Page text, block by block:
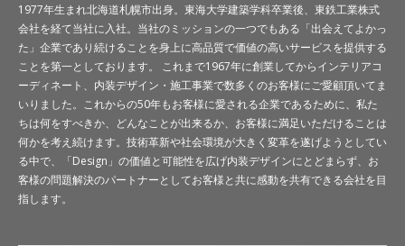
1977年生まれ北海道札幌市出身。東海大学建築学科卒業後、東鉄工業株式
会社を経て当社に入社。当社のミッションの一つでもある「出会えてよかっ
た」企業であり続けることを身上に高品質で価値の高いサービスを提供する
ことを第一としております。 これまで1967年に創業してからインテリアコ
ーディネート、内装デザイン・施工事業で数多くのお客様にご愛顧頂いてま
いりました。これからの50年もお客様に愛される企業であるために、私た
ちは何をすべきか、どんなことが出来るか、お客様に満足いただけることは
何かを考え続けます。技術革新や社会環境が大きく変革を遂げようとしてい
る中で、「Design」の価値と可能性を広げ内装デザインにとどまらず、お
客様の問題解決のパートナーとしてお客様と共に感動を共有できる会社を目
指します。